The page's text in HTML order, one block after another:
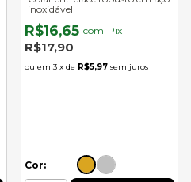
inoxidável
R$16,65 com Pix
R$17,90
3 x de R$5,97 sem juros
Cor: